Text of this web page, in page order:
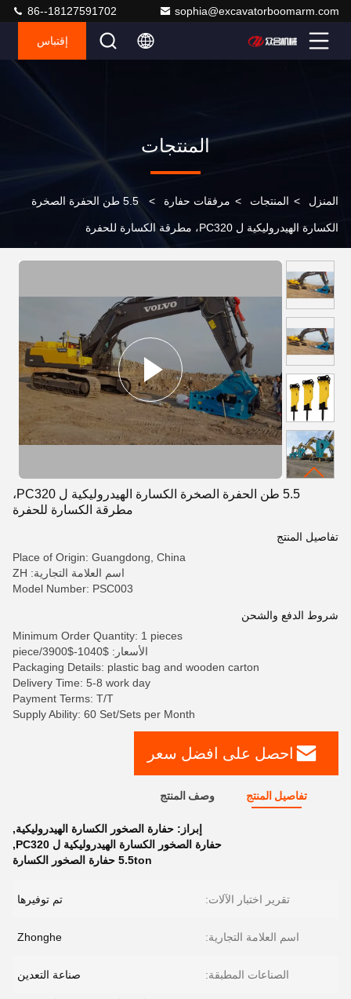
sophia@excavatorboomarm.com
86--18127591702
إقتباس
المنتجات
المنزل > المنتجات > مرفقات حفارة > 5.5 طن الحفرة الصخرة
الكسارة الهيدروليكية ل PC320، مطرقة الكسارة للحفرة
5.5 طن الحفرة الصخرة الكسارة الهيدروليكية ل PC320،
مطرقة الكسارة للحفرة
تفاصيل المنتج
Place of Origin: Guangdong, China
اسم العلامة التجارية: ZH
Model Number: PSC003
شروط الدفع والشحن
Minimum Order Quantity: 1 pieces
الأسعار: $1040-$3900/piece
Packaging Details: plastic bag and wooden carton
Delivery Time: 5-8 work day
Payment Terms: T/T
Supply Ability: 60 Set/Sets per Month
احصل على افضل سعر
تفاصيل المنتج وصف المنتج
إبراز: حفارة الصخور الكسارة الهيدروليكية,
حفارة الصخور الكسارة الهيدروليكية ل PC320
,
5.5ton حفارة الصخور الكسارة
تقرير اختبار الآلات: تم توفيرها
اسم العلامة التجارية: Zhonghe
الصناعات المطبقة: صناعة التعدين